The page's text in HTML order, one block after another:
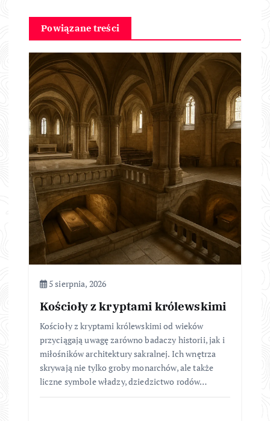
Powiązane treści
5 sierpnia, 2026
Kościoły z kryptami królewskimi
Kościoły z kryptami królewskimi od wieków
przyciągają uwagę zarówno badaczy historii, jak i
miłośników architektury sakralnej. Ich wnętrza
skrywają nie tylko groby monarchów, ale także
liczne symbole władzy, dziedzictwo rodów…